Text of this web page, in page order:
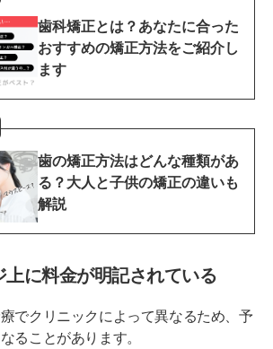
歯科矯正とは？あなたに合った
おすすめの矯正方法をご紹介し
ます
歯の矯正方法はどんな種類があ
る？大人と子供の矯正の違いも
解説
上に料金が明記されている
でクリニックによって異なるため、予
ることがあります。